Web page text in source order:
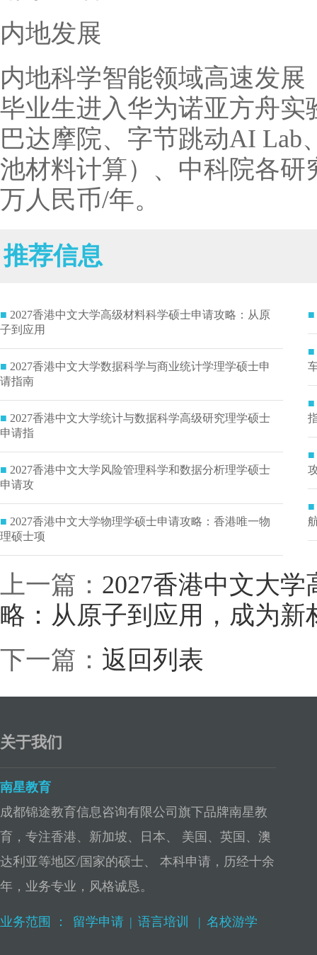
内地发展
内地科学智能领域高速发
毕业生进入华为诺亚方舟
巴达摩院、字节跳动AI Lab
池材料计算）、中科院各研
万人民币/年。
推荐信息
■ 2027香港中文大学高级材料科学硕士申请攻略：从原
子到应用
■ 2027香港中文大学数据科学与商业统计学理学硕士申
请指南
■ 2027香港中文大学统计与数据科学高级研究理学硕士
申请指
■ 2027香港中文大学风险管理科学和数据分析理学硕士
申请攻
■ 2027香港中文大学物理学硕士申请攻略：香港唯一物
理硕士项
■
■
■
■
■
上一篇： 2027香港中文大
略：从原子到应用，成为新
下一篇： 返回列表
关于我们
南星教育
成都锦途教育信息咨询有限公司旗下品牌南星教
育，专注香港、新加坡、日本、 美国、英国、澳
达利亚等地区/国家的硕士、 本科申请，历经十余
年，业务专业，风格诚恳。
业务范围 ： 留学申请 | 语言培训 | 名校游学